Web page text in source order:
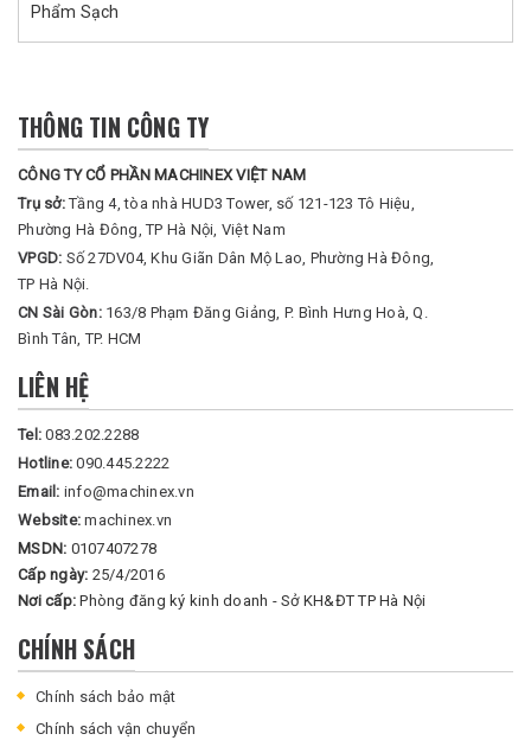
Phẩm Sạch
THÔNG TIN CÔNG TY
CÔNG TY CỔ PHẦN MACHINEX VIỆT NAM
Trụ sở:Tầng 4, tòa nhà HUD3 Tower, số 121-123 Tô Hiệu,
Phường Hà Đông, TP Hà Nội, Việt Nam
VPGD: Số 27DV04, Khu Giãn Dân Mộ Lao, Phường Hà Đông,
TP Hà Nội.
CN Sài Gòn: 163/8 Phạm Đăng Giảng, P. Bình Hưng Hoà, Q.
Bình Tân, TP. HCM
LIÊN HỆ
Tel:083.202.2288
Hotline:090.445.2222
Email: info@machinex.vn
Website:machinex.vn
MSDN: 0107407278
Cấp ngày: 25/4/2016
Nơi cấp:Phòng đăng ký kinh doanh - Sở KH&ĐT TP Hà Nội
CHÍNH SÁCH
Chính sách bảo mật
Chính sách vận chuyển